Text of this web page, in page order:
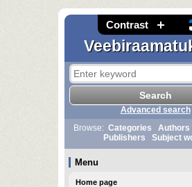
Contrast
Advanced search
Browse: Categories Authors
Publishers
Subject
Menu
Home page